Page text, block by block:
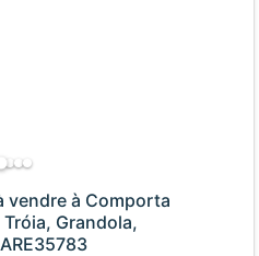
vendre à Comporta
Grandola,